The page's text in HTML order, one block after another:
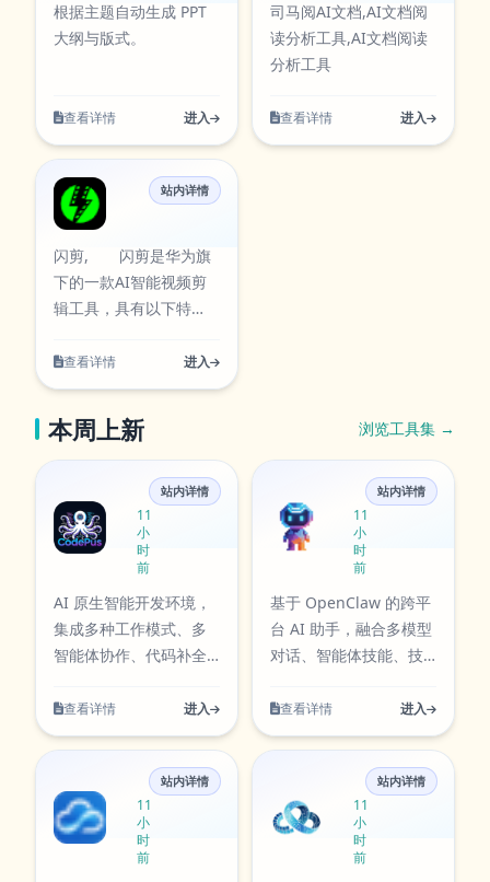
根据主题自动生成 PPT
大纲与版式。
查看详情 进入
司马阅AI文档,AI文档阅
读分析工具,AI文档阅读
分析工具
查看详情 进入
闪剪
站内详情
闪剪, 闪剪是华为旗
下的一款AI智能视频剪
辑工具，具有以下特
辑：用户只需要将自己
的素材导入到应用中，
选择使用数字人分身功
能，就可以快速生成自
己的专属分身，并应用
在视频创作中。
2、智能拼接：闪剪提供
智能剪辑功能，可以帮
助用户快速剪辑和拼接
素材。 3、AI特
效：闪剪还提供多种AI
特效，用户可以自由选
中，让创作更加生动有
用：闪剪的操作简单易
懂，用户只需要选择自
己需要的素材，然后进
行简单的操作就可以完
成剪辑。 总之，闪
查看详情 进入
本周上新 浏览工具集 →
CodePus
11
小
时
前
站内详情
AI 原生智能开发环境，
集成多种工作模式、多
智能体协作、代码补全
需求到发布的完整开发
流程。
查看详情 进入
KQBot
11
小
时
前
站内详情
基于 OpenClaw 的跨平
台 AI 助手，融合多模型
对话、智能体技能、技
流，可处理写作、代
码、创作与办公任务。
查看详情 进入
智文档
11
小
时
前
站内详情 算力云享
11
小
时
前
站内详情